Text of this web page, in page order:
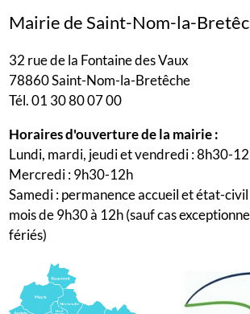
Mairie de Saint-Nom-la-
32 rue de la Fontaine des Vaux
78860 Saint-Nom-la-Bretêche
Tél. 01 30 80 07 00
Horaires d'ouverture de la mairie :
Lundi, mardi, jeudi et vendredi : 8h30-
Mercredi : 9h30-12h
Samedi : permanence accueil et état-
mois de 9h30 à 12h (sauf cas
fériés)